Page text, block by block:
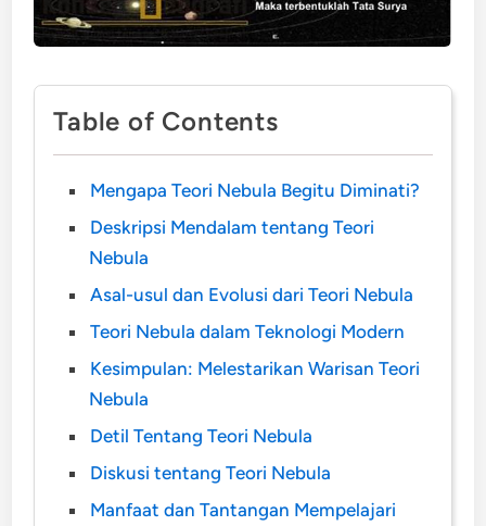
Table of Contents
Mengapa Teori Nebula Begitu Diminati?
Deskripsi Mendalam tentang Teori
Nebula
Asal-usul dan Evolusi dari Teori Nebula
Teori Nebula dalam Teknologi Modern
Kesimpulan: Melestarikan Warisan Teori
Nebula
Detil Tentang Teori Nebula
Diskusi tentang Teori Nebula
Manfaat dan Tantangan Mempelajari